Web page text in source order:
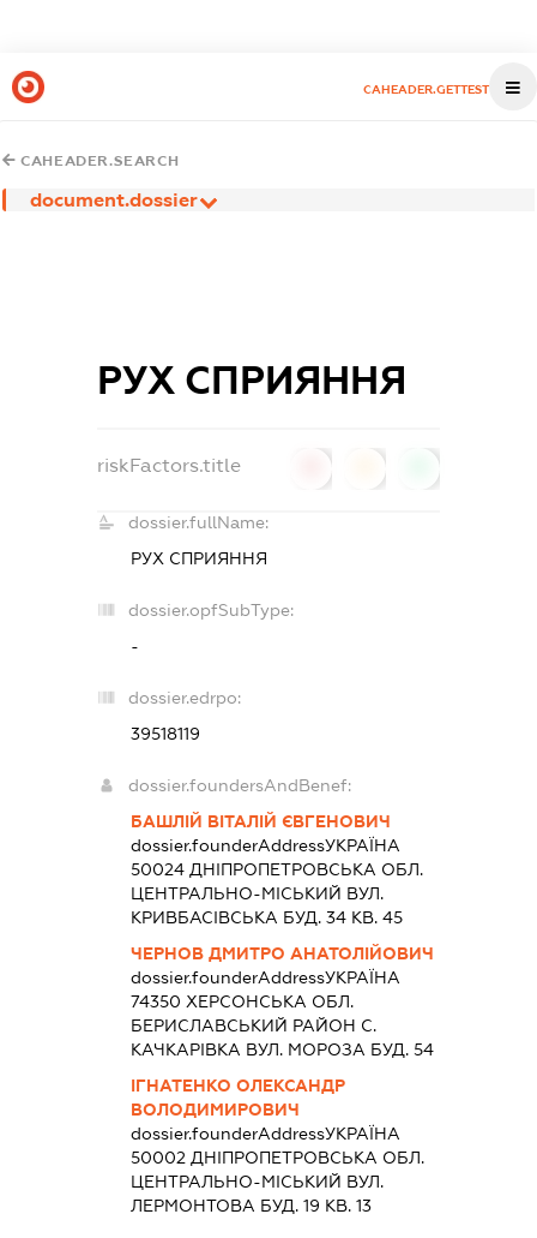
CAHEADER.GETTEST
CAHEADER.SEARCH
document.dossier
РУХ СПРИЯННЯ
riskFactors.title
dossier.fullName:
РУХ СПРИЯННЯ
dossier.opfSubType:
-
dossier.edrpo:
39518119
dossier.foundersAndBenef:
БАШЛІЙ ВІТАЛІЙ ЄВГЕНОВИЧ
dossier.founderAddressУКРАЇНА
50024 ДНIПРОПЕТРОВСЬКА ОБЛ.
ЦЕНТРАЛЬНО-МІСЬКИЙ ВУЛ.
КРИВБАСІВСЬКА БУД. 34 КВ. 45
ЧЕРНОВ ДМИТРО АНАТОЛІЙОВИЧ
dossier.founderAddressУКРАЇНА
74350 ХЕРСОНСЬКА ОБЛ.
БЕРИСЛАВСЬКИЙ РАЙОН С.
КАЧКАРІВКА ВУЛ. МОРОЗА БУД. 54
ІГНАТЕНКО ОЛЕКСАНДР
ВОЛОДИМИРОВИЧ
dossier.founderAddressУКРАЇНА
50002 ДНIПРОПЕТРОВСЬКА ОБЛ.
ЦЕНТРАЛЬНО-МІСЬКИЙ ВУЛ.
ЛЕРМОНТОВА БУД. 19 КВ. 13